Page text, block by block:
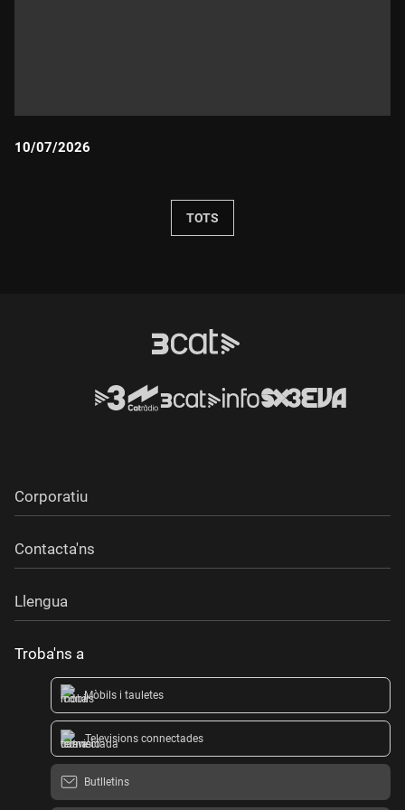
10/07/2026
TOTS
Corporatiu
Contacta'ns
Llengua
Troba'ns a
Mòbils i tauletes
Televisions connectades
Butlletins